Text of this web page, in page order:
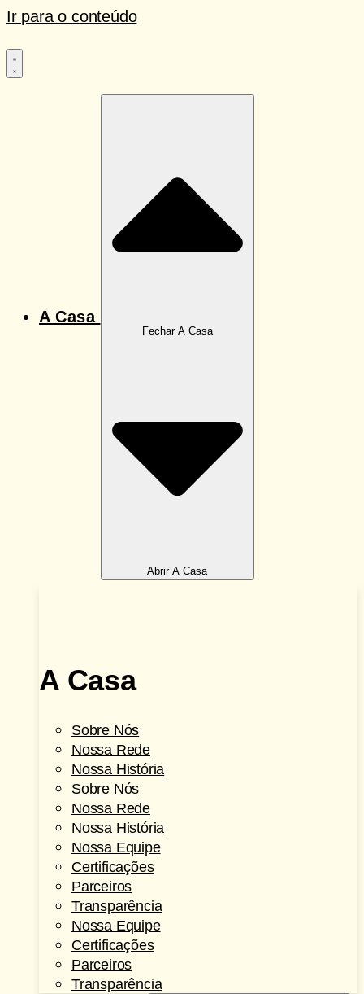
Ir para o conteúdo
A Casa
Fechar A Casa
Abrir A Casa
A Casa
Sobre Nós
Nossa Rede
Nossa História
Sobre Nós
Nossa Rede
Nossa História
Nossa Equipe
Certificações
Parceiros
Transparência
Nossa Equipe
Certificações
Parceiros
Transparência